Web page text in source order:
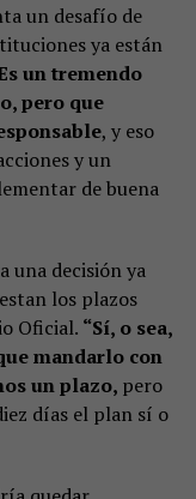
un desafío de
ya están
un tremendo
pero que
, y eso
y un
de buena
una decisión ya
los plazos
Oficial. “Sí, o sea,
mandarlo con
un plazo, pero
días el plan sí o